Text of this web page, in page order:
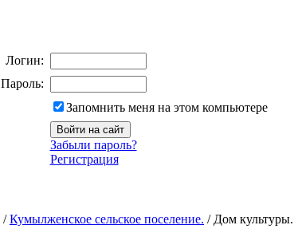
Логин:
Пароль:
Запомнить меня на этом компьютере
Забыли пароль?
Регистрация
/Кумылженское сельское поселение. / Дом культуры.